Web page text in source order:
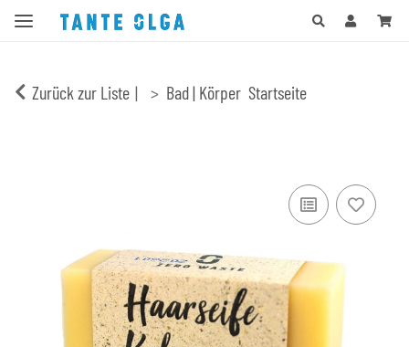
Zurück zur Liste Bad | Körper Startseite